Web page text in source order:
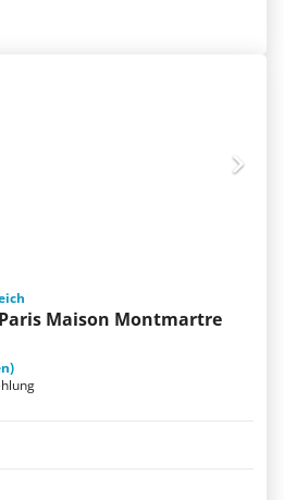
Maison Montmartre